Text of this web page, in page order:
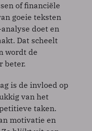
of financiële
goeie teksten
doet en
Dat scheelt
wordt de
beter.
is de invloed op
van het
taken.
motivatie en